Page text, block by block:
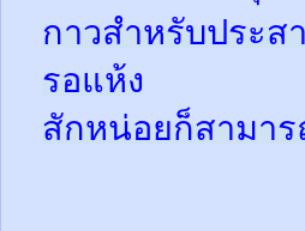
กาวสำหรับประส
รอแห้ง
สักหน่อยก็สามา